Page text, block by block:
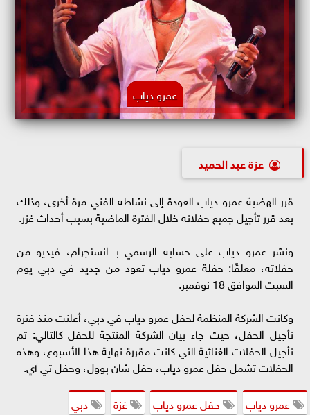
عمرو دياب
عزة عبد الحميد
قرر الهضبة عمرو دياب العودة إلى نشاطه الفني مرة أخرى، وذلك
بعد قرر تأجيل جميع حفلاته خلال الفترة الماضية بسبب أحداث غزر.
ونشر عمرو دياب على حسابه الرسمي بـ انستجرام، فيديو من
حفلاته، معلقًا: حفلة عمرو دياب تعود من جديد في دبي يوم
السبت الموافق 18 نوفمبر.
وكانت الشركة المنظمة لحفل عمرو دياب في دبي، أعلنت منذ فترة
تأجيل الحفل، حيث جاء بيان الشركة المنتجة للحفل كالتالي: تم
تأجيل الحفلات الغنائية التي كانت مقررة نهاية هذا الأسبوع، وهذه
الحفلات تشمل حفل عمرو دياب، حفل شان بوول، وحفل تي آي.
عمرو دياب
حفل عمرو دياب غزة دبي